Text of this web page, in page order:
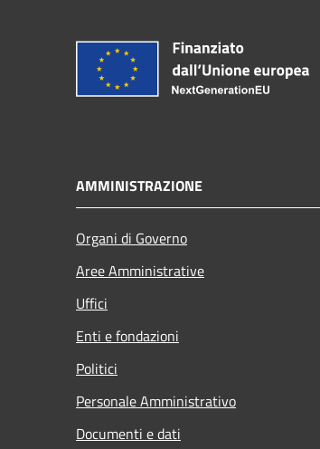
AMMINISTRAZIONE
Organi di Governo
Aree Amministrative
Uffici
Enti e fondazioni
Politici
Personale Amministrativo
Documenti e dati